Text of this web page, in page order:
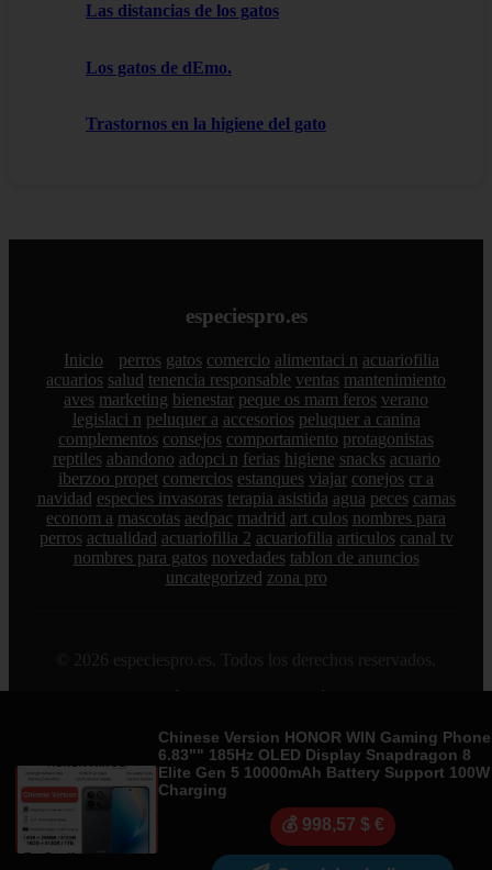
Las distancias de los gatos
Los gatos de dEmo.
Trastornos en la higiene del gato
especiespro.es
Inicio perros gatos comercio alimentaci n acuariofilia
acuarios salud tenencia responsable ventas mantenimiento
aves marketing bienestar peque os mam feros verano
legislaci n peluquer a accesorios peluquer a canina
complementos consejos comportamiento protagonistas
reptiles abandono adopci n ferias higiene snacks acuario
iberzoo propet comercios estanques viajar conejos cr a
navidad especies invasoras terapia asistida agua peces camas
econom a mascotas aedpac madrid art culos nombres para
perros actualidad acuariofilia 2 acuariofilia articulos canal tv
nombres para gatos novedades tablon de anuncios
uncategorized zona pro
© 2026 especiespro.es. Todos los derechos reservados.
Política de Cookies Política de Privacidad
Diseño web|Libro sobre Cabañuelas
Chinese Version HONOR WIN Gaming Phone
6.83"" 185Hz OLED Display Snapdragon 8
Elite Gen 5 10000mAh Battery Support 100W
Charging
💰 998,57 $ €